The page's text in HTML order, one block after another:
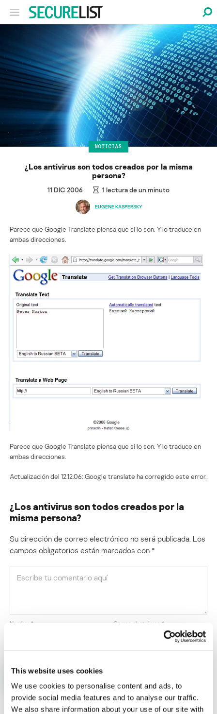
This website uses cookies
We use cookies to personalise content and ads, to
provide social media features and to analyse our traffic.
We also share information about your use of our site with
NOTICIAS
¿Los antivirus son todos creados por la misma
persona?
11 DIC 2006 1 lectura de un minuto
EUGENE KASPERSKY
Parece que Google Translate piensa que sí lo son. Y lo traduce en
ambas direcciones.
Parece que Google Translate piensa que sí lo son. Y lo traduce en
ambas direcciones.
Actualización del 12.12.06: Google translate ha corregido este error.
¿Los antivirus son todos creados por la
misma persona?
Su dirección de correo electrónico no será publicada. Los
campos obligatorios están marcados con *
Nombre * Correo electrónico *